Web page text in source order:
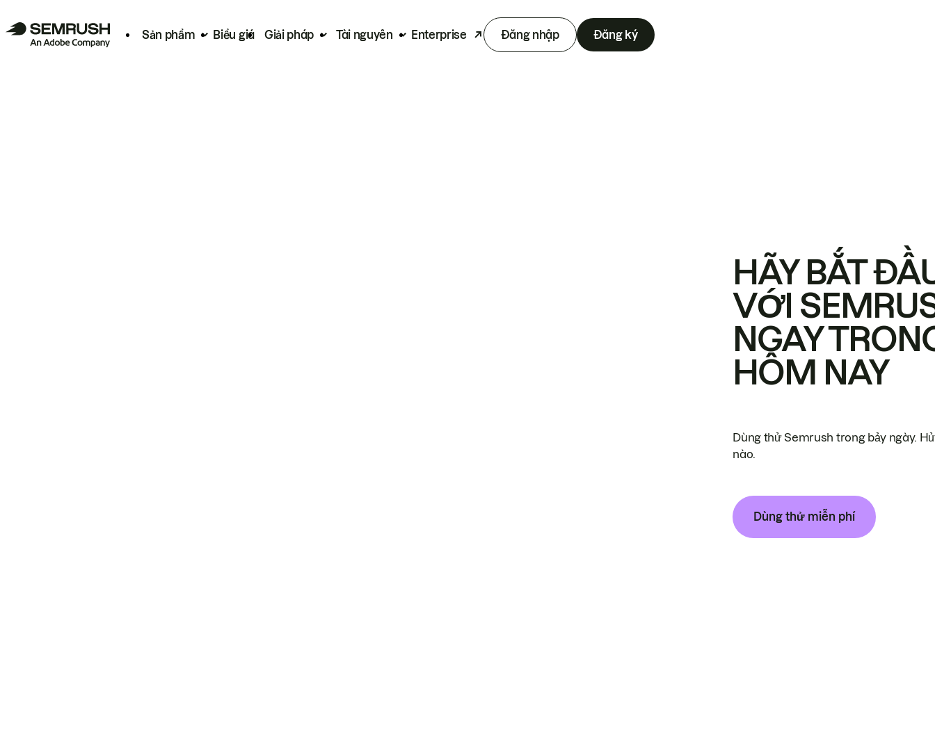
Sản phẩm Biểu giá Giải pháp Tài nguyên Enterprise Đăng nhập Đăng ký
HÃY BẮT
VỚI
NGAY
HÔM NAY
Dùng thử Semrush trong bảy ngày.
nào.
Dùng thử miễn phí